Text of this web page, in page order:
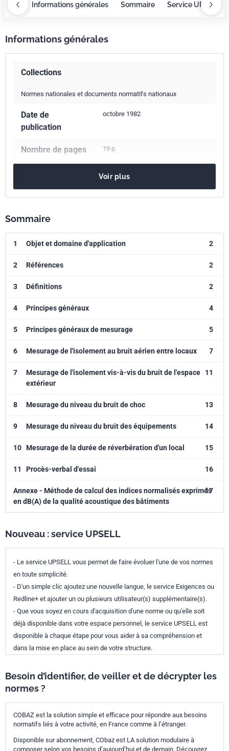
Informations générales Sommaire Service UPSELL
Informations générales
Collections
Normes nationales et documents normatifs nationaux
Date de
publication
octobre 1982
Nombre de pages 19 p.
Codes ICS
91.120.20
classement
Voir plus
Sommaire
1 Objet et domaine d'application 2
2 Références 2
3 Définitions 2
4 Principes généraux 4
5 Principes généraux de mesurage 5
6 Mesurage de l'isolement au bruit aérien entre locaux 7
7
Mesurage de l'isolement vis-à-vis du bruit de l'espace
extérieur
11
8 Mesurage du niveau du bruit de choc 13
9 Mesurage du niveau du bruit des équipements 14
10 Mesurage de la durée de réverbération d'un local 15
11 Procès-verbal d'essai 16
Annexe - Méthode de calcul des indices normalisés exprimés
en dB(A) de la qualité acoustique des bâtiments
17
Nouveau : service UPSELL
- Le service UPSELL vous permet de faire évoluer l'une de vos normes
en toute simplicité.
- D'un simple clic ajoutez une nouvelle langue, le service Exigences ou
Redline+ et ajouter un ou plusieurs utilisateur(s) supplémentaire(s).
- Que vous soyez en cours d'acquisition d'une norme ou qu'elle soit
déjà disponible dans votre espace personnel, le service UPSELL est
disponible à chaque étape pour vous aider à sa compréhension et
dans la mise en place au sein de votre structure.
Besoin d’identifier, de veiller et de décrypter les
normes ?
COBAZ est la solution simple et efficace pour répondre aux besoins
normatifs liés à votre activité, en France comme à l’étranger.
Disponible sur abonnement, CObaz est LA solution modulaire à
composer selon vos besoins d’aujourd’hui et de demain. Découvrez